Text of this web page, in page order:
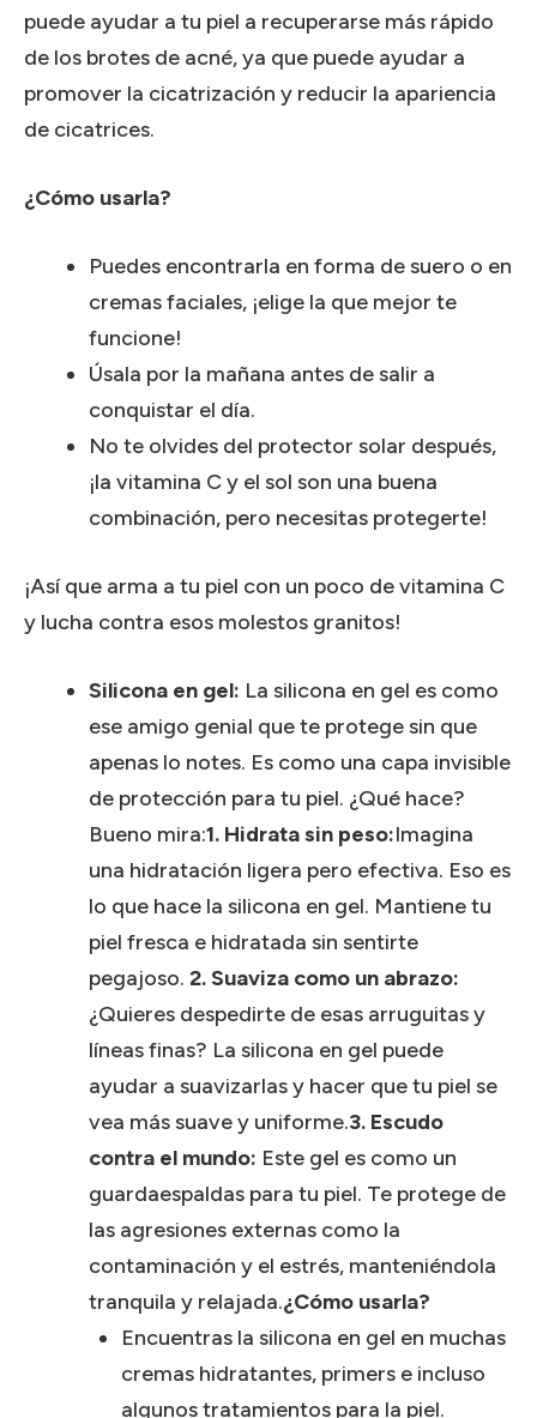
puede ayudar a tu piel a recuperarse más rápido
de los brotes de acné, ya que puede ayudar a
promover la cicatrización y reducir la apariencia
de cicatrices.
¿Cómo usarla?
Puedes encontrarla en forma de suero o en
cremas faciales, ¡elige la que mejor te
funcione!
Úsala por la mañana antes de salir a
conquistar el día.
No te olvides del protector solar después,
¡la vitamina C y el sol son una buena
combinación, pero necesitas protegerte!
¡Así que arma a tu piel con un poco de vitamina C
y lucha contra esos molestos granitos!
Silicona en gel: La silicona en gel es como
ese amigo genial que te protege sin que
apenas lo notes. Es como una capa invisible
de protección para tu piel. ¿Qué hace?
Bueno mira:1. Hidrata sin peso:Imagina
una hidratación ligera pero efectiva. Eso es
lo que hace la silicona en gel. Mantiene tu
piel fresca e hidratada sin sentirte
pegajoso. 2. Suaviza como un abrazo:
¿Quieres despedirte de esas arruguitas y
líneas finas? La silicona en gel puede
ayudar a suavizarlas y hacer que tu piel se
vea más suave y uniforme.3. Escudo
contra el mundo: Este gel es como un
guardaespaldas para tu piel. Te protege de
las agresiones externas como la
contaminación y el estrés, manteniéndola
tranquila y relajada.¿Cómo usarla?
Encuentras la silicona en gel en muchas
cremas hidratantes, primers e incluso
algunos tratamientos para la piel.